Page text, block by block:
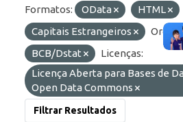
Formatos: OData HTML
Capitais Estrangeiros
BCB/Dstat
Licenças:
Licença Aberta para Bases de
Open Data Commons
Filtrar Resultados